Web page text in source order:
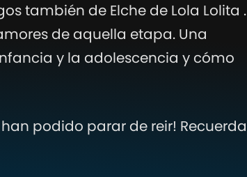
también de Elche de Lola Lolita .
de aquella etapa. Una
y la adolescencia y cómo
podido parar de reir! Recuerda